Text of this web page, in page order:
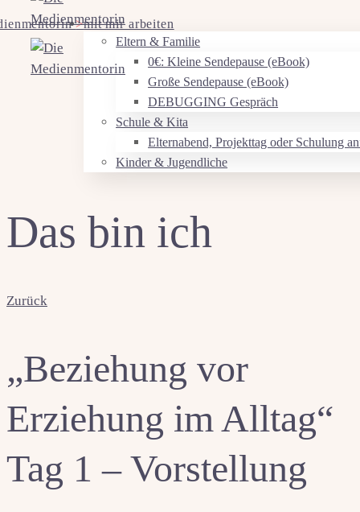
>mit mir arbeiten
Eltern & Familie
0€: Kleine Sendepause (eBook)
Große Sendepause (eBook)
DEBUGGING Gespräch
Schule & Kita
Elternabend, Projekttag oder Schulung
Kinder & Jugendliche
Das bin ich
Zurück
„Beziehung vor
Erziehung im Alltag“
Tag 1 – Vorstellung